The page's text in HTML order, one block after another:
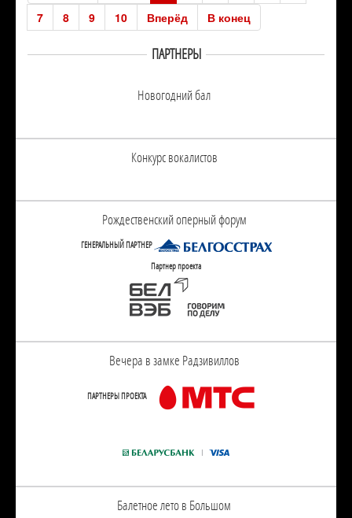
7
8 9 10 Вперёд В конец
ПАРТНЕРЫ
Новогодний бал
Конкурс вокалистов
Рождественский оперный форум
ГЕНЕРАЛЬНЫЙ ПАРТНЕР
Партнер проекта
Вечера в замке Радзивиллов
ПАРТНЕРЫ ПРОЕКТА
Балетное лето в Большом